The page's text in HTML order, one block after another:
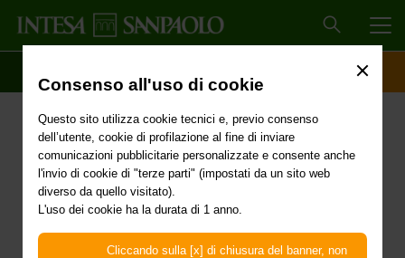
Consenso all'uso di cookie
Questo sito utilizza cookie tecnici e, previo consenso
dell’utente, cookie di profilazione al fine di inviare
comunicazioni pubblicitarie personalizzate e consente anche
l'invio di cookie di "terze parti" (impostati da un sito web
diverso da quello visitato).
L'uso dei cookie ha la durata di 1 anno.
Cliccando sulla [x] di chiusura del banner, non
WEBTALK di Intesa
Sanpaolo
Servizi e innovazione per
lo sviluppo delle imprese